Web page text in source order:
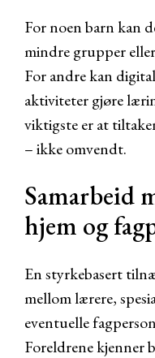
For noen barn kan
mindre grupper
For andre kan
aktiviteter gjøre
viktigste er at
– ikke omvendt.
Samarbeid
hjem og
En styrkebasert
mellom lærere,
eventuelle
Foreldrene kjenner